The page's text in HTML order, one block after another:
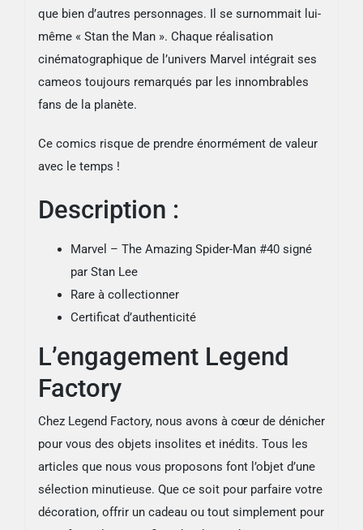
que bien d’autres personnages. Il se surnommait lui-
même « Stan the Man ». Chaque réalisation
cinématographique de l’univers Marvel intégrait ses
cameos toujours remarqués par les innombrables
fans de la planète.
Ce comics risque de prendre énormément de valeur
avec le temps !
Description :
Marvel – The Amazing Spider-Man #40 signé
par Stan Lee
Rare à collectionner
Certificat d’authenticité
L’engagement Legend
Factory
Chez Legend Factory, nous avons à cœur de dénicher
pour vous des objets insolites et inédits. Tous les
articles que nous vous proposons font l’objet d’une
sélection minutieuse. Que ce soit pour parfaire votre
décoration, offrir un cadeau ou tout simplement pour